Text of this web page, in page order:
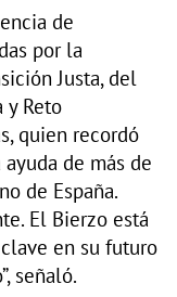
de
por la
Justa, del
y Reto
quien recordó
de más de
de España.
El Bierzo está
en su futuro
señaló.